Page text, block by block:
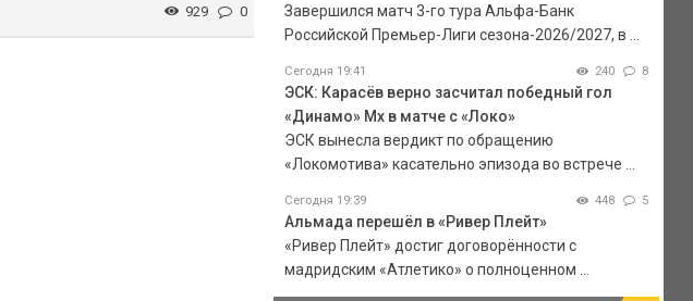
929 0
Завершился матч 3-го тура Альфа-Банк
Российской Премьер-Лиги сезона-2026/2027, в ...
Сегодня 19:41 240 8
ЭСК: Карасёв верно засчитал победный гол
«Динамо» Мх в матче с «Локо»
ЭСК вынесла вердикт по обращению
«Локомотива» касательно эпизода во встрече ...
Сегодня 19:39 448 5
Альмада перешёл в «Ривер Плейт»
«Ривер Плейт» достиг договорённости с
мадридским «Атлетико» о полноценном ...